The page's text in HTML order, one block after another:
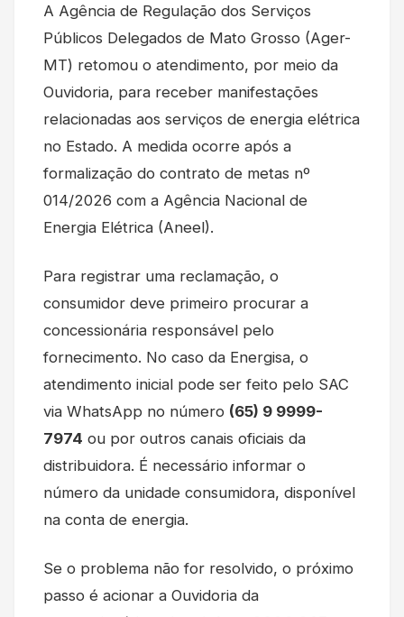
A Agência de Regulação dos Serviços
Públicos Delegados de Mato Grosso (Ager-
MT) retomou o atendimento, por meio da
Ouvidoria, para receber manifestações
relacionadas aos serviços de energia elétrica
no Estado. A medida ocorre após a
formalização do contrato de metas nº
014/2026 com a Agência Nacional de
Energia Elétrica (Aneel).
Para registrar uma reclamação, o
consumidor deve primeiro procurar a
concessionária responsável pelo
fornecimento. No caso da Energisa, o
atendimento inicial pode ser feito pelo SAC
via WhatsApp no número (65) 9 9999-
7974 ou por outros canais oficiais da
distribuidora. É necessário informar o
número da unidade consumidora, disponível
na conta de energia.
Se o problema não for resolvido, o próximo
passo é acionar a Ouvidoria da